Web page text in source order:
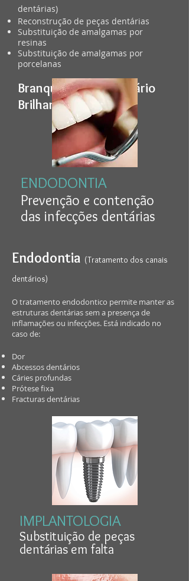
dentárias)
Reconstrução de peças dentárias
Substituição de amalgamas por
resinas
Substituição de amalgamas por
porcelanas
Branqueamento dentário
Brilhantes dentários
ENDODONTIA
Prevenção e contenção
das infecções dentárias
Endodontia (Tratamento dos canais
dentários)
O tratamento endodontico permite manter as
estruturas dentárias sem a presença de
inflamações ou infecções. Está indicado no
caso de:
Dor
Abcessos dentários
Cáries profundas
Prótese fixa
Fracturas dentárias
IMPLANTOLOGIA
​Substituição de peças
dentárias em falta